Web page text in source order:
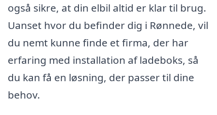
også sikre, at din elbil altid er klar til brug.
Uanset hvor du befinder dig i Rønnede, vil
du nemt kunne finde et firma, der har
erfaring med installation af ladeboks, så
du kan få en løsning, der passer til dine
behov.